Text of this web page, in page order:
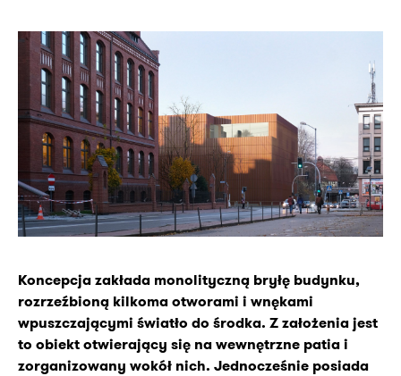
Koncepcja zakłada monolityczną bryłę budynku,
rozrzeźbioną kilkoma otworami i wnękami
wpuszczającymi światło do środka. Z założenia jest
to obiekt otwierający się na wewnętrzne patia i
zorganizowany wokół nich. Jednocześnie posiada